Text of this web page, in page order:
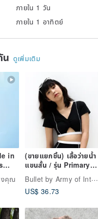
ภายใน 1 วัน
ภายใน 1 อาทิตย์
น ดูเพิ่มเติม
in
งคุณ
(ขายแยกชิ้น) เสื้อว่ายน้ำ
แขนสั้น / รุ่น Primary
Bullet by Army of Interns
US$ 36.73